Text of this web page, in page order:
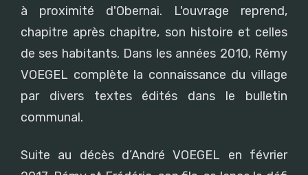
à proximité d'Obernai. L'ouvrage reprend,
chapitre après chapitre, son histoire et celles
de ses habitants. Dans les années 2010, Rémy
VOEGEL complète la connaissance du village
par divers textes édités dans le bulletin
communal.
Suite au décès d’André VOEGEL en février